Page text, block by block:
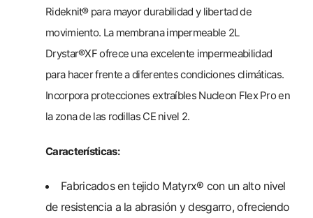
Rideknit® para mayor durabilidad y libertad de
movimiento. La membrana impermeable 2L
Drystar®XF ofrece una excelente impermeabilidad
para hacer frente a diferentes condiciones climáticas.
Incorpora protecciones extraíbles Nucleon Flex Pro en
la zona de las rodillas CE nivel 2.
Características:
Fabricados en tejido Matyrx® con un alto nivel
de resistencia a la abrasión y desgarro, ofreciendo